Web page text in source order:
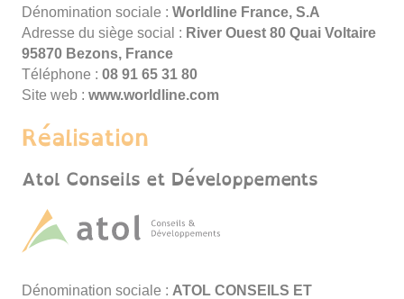
Dénomination sociale : Worldline France, S.A
Adresse du siège social : River Ouest 80 Quai Voltaire
95870 Bezons, France
Téléphone : 08 13 56 19 80
Site web : www.worldline.com
Réalisation
Atol Conseils et Développements
Dénomination sociale : ATOL CONSEILS ET